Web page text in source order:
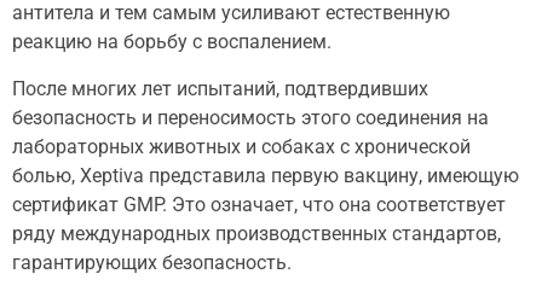
антитела и тем самым усиливают естественную
реакцию на борьбу с воспалением.
После многих лет испытаний, подтвердивших
безопасность и переносимость этого соединения на
лабораторных животных и собаках с хронической
болью, Xeptiva представила первую вакцину, имеющую
сертификат GMP. Это означает, что она соответствует
ряду международных производственных стандартов,
гарантирующих безопасность.